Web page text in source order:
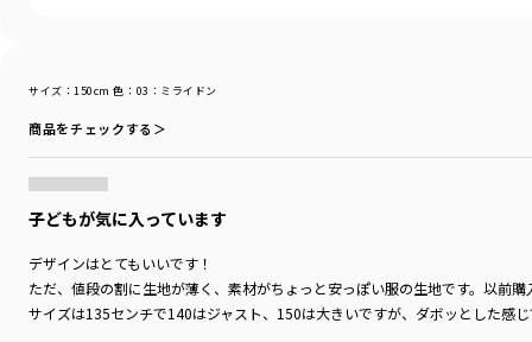
サイズ：150cm 色：03：ミライドン
商品をチェックする＞
子どもが気に入っています
デザインはとてもいいです！
ただ、値段の割に生地が薄く、素材がちょっと安っぽい服の生地です。以前
サイズは135センチで140はジャスト、150は大きいですが、ダボッとした感